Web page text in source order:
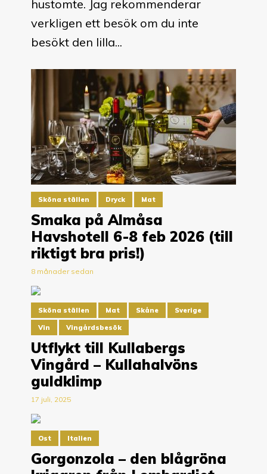
hustomte. Jag rekommenderar
verkligen ett besök om du inte
besökt den lilla...
Sköna ställen Dryck Mat
Smaka på Almåsa
Havshotell 6-8 feb 2026 (till
riktigt bra pris!)
8 månader sedan
Sköna ställen Mat Skåne Sverige
Vin Vingårdsbesök
Utflykt till Kullabergs
Vingård – Kullahalvöns
guldklimp
17 juli, 2025
Ost Italien
Gorgonzola – den blågröna